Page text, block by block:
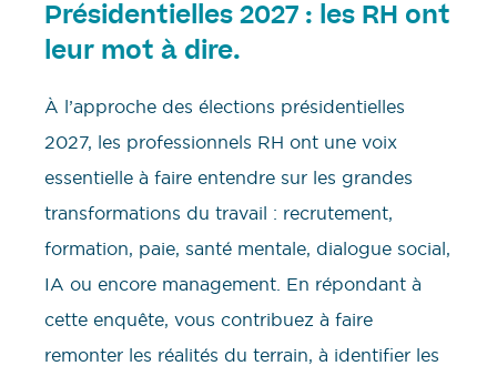
Présidentielles 2027 : les RH ont
leur mot à dire.
À l’approche des élections présidentielles
2027, les professionnels RH ont une voix
essentielle à faire entendre sur les grandes
transformations du travail : recrutement,
formation, paie, santé mentale, dialogue social,
IA ou encore management. En répondant à
cette enquête, vous contribuez à faire
remonter les réalités du terrain, à identifier les